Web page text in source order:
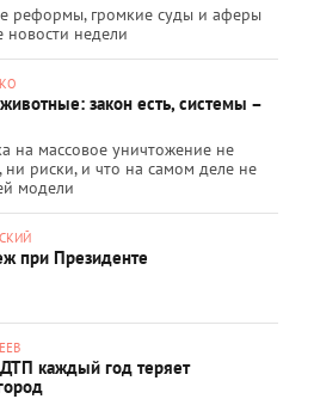
реформы, громкие суды и аферы
недели
закон есть, системы –
на массовое уничтожение не
ни риски, и что на самом деле не
модели
при Президенте
ДТП каждый год теряет